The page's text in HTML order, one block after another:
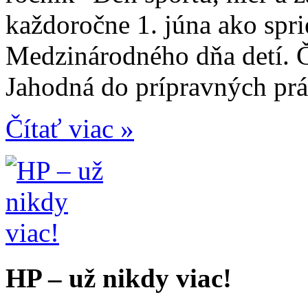
každoročne 1. júna ako
Medzinárodného dňa
Jahodná do prípravných
Čítať viac »
HP – už nikdy viac!